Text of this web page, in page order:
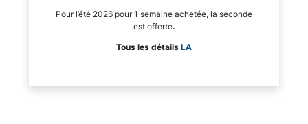
Pour l’été 2026 pour 1 semaine achetée, la seconde
est offerte.
Tous les détails LA